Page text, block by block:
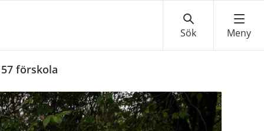
förskola